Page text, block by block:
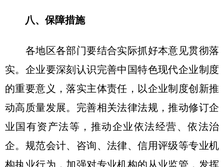
八、保障措施
各地区各部门要结合实际抓好本意见贯彻落
实。企业要深刻认识完善中国特色现代企业制度
的重要意义，落实主体责任，以企业制度创新推
动高质量发展。完善相关法律法规，推动修订企
业国有资产法等，推动企业依法经营、依法治
企。规范会计、咨询、法律、信用评级等专业机
构执业行为，加强对专业机构的从业监管，发挥